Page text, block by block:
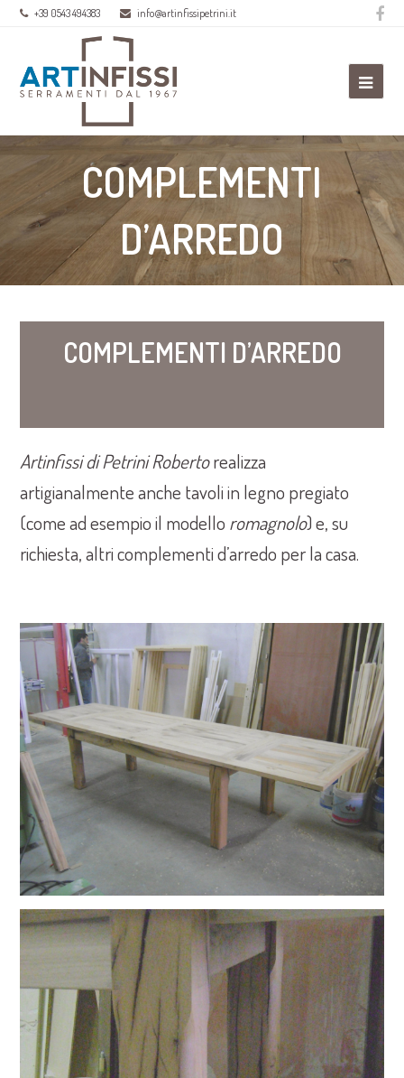
+39 0543 494383 info@artinfissipetrini.it
Open
COMPLEMENTI
D’ARREDO
COMPLEMENTI D’ARREDO
Artinfissi di Petrini Robertorealizza
artigianalmente anche tavoli in legno pregiato
(come ad esempio il modello romagnolo) e, su
richiesta, altri complementi d’arredo per la casa.